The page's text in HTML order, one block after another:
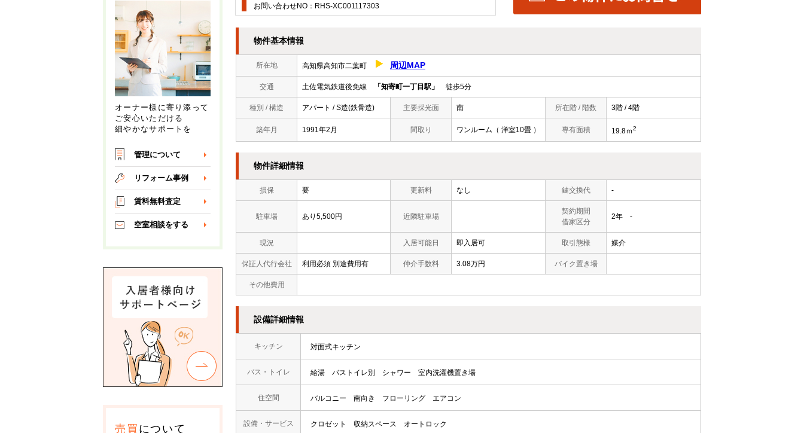
お問い合わせNO：RHS-XC001117303
物件基本情報
所在地 高知県高知市二葉町 周辺MAP
交通 土佐電気鉄道後免線 「知寄町一丁目駅」 徒歩5分
種別 / 構造 アパート / S造(鉄骨造) 主要採光面 南 所在階 / 階数 3階 / 4階
築年月 1991年2月 間取り ワンルーム（ 洋室10畳 ） 専有面積 19.8ｍ2
物件詳細情報
損保 要 更新料 なし 鍵交換代 -
駐車場 あり5,500円 近隣駐車場
契約期間
借家区分
2年 -
現況 入居可能日 即入居可 取引態様 媒介
保証人代行会社 利用必須 別途費用有 仲介手数料 3.08万円 バイク置き場
その他費用
設備詳細情報
キッチン 対面式キッチン
バス・トイレ 給湯 バストイレ別 シャワー 室内洗濯機置き場
住空間 バルコニー 南向き フローリング エアコン
設備・サービス クロゼット 収納スペース オートロック
オーナー様に寄り添って
ご安心いただける
細やかなサポートを
管理について
リフォーム事例
賃料無料査定
空室相談をする
売買 について